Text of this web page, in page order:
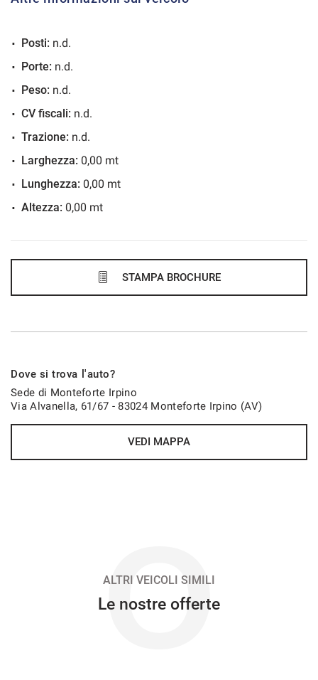
48 Mesi
676€/mese
36 Mesi
689€/mese
36 Mesi
699€/mese
Posti: n.d.
Porte: n.d.
Peso: n.d.
CV fiscali: n.d.
Trazione: n.d.
Larghezza: 0,00 mt
Lunghezza: 0,00 mt
Altezza: 0,00 mt
STAMPA BROCHURE
Dove si trova l'auto?
Sede di Monteforte Irpino
Via Alvanella, 61/67 - 83024 Monteforte Irpino (AV)
VEDI MAPPA
O
ALTRI VEICOLI SIMILI
Le nostre offerte